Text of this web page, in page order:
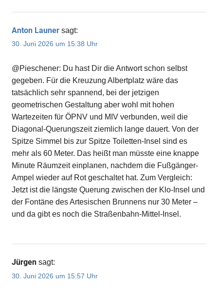
Anton Launer sagt:
30. Juni 2026 um 15:38 Uhr
@Pieschener: Du hast Dir die Antwort schon selbst
gegeben. Für die Kreuzung Albertplatz wäre das
tatsächlich sehr spannend, bei der jetzigen
geometrischen Gestaltung aber wohl mit hohen
Wartezeiten für ÖPNV und MIV verbunden, weil die
Diagonal-Querungszeit ziemlich lange dauert. Von der
Spitze Simmel bis zur Spitze Toiletten-Insel sind es
mehr als 60 Meter. Das heißt man müsste eine knappe
Minute Räumzeit einplanen, nachdem die Fußgänger-
Ampel wieder auf Rot geschaltet hat. Zum Vergleich:
Jetzt ist die längste Querung zwischen der Klo-Insel und
der Fontäne des Artesischen Brunnens nur 30 Meter –
und da gibt es noch die Straßenbahn-Mittel-Insel.
Jürgen sagt:
30. Juni 2026 um 15:57 Uhr